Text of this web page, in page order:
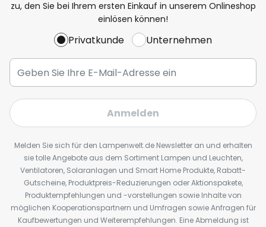
zu, den Sie bei Ihrem ersten Einkauf in unserem Onlineshop
einlösen können!
Privatkunde Unternehmen
Anmelden
Melden Sie sich für den Lampenwelt.de Newsletter an und erhalten
sie tolle Angebote aus dem Sortiment Lampen und Leuchten,
Ventilatoren, Solaranlagen und Smart Home Produkte, Rabatt-
Gutscheine, Produktpreis-Reduzierungen oder Aktionspakete,
Produktempfehlungen und -vorstellungen sowie Inhalte von
möglichen Kooperationspartnern und Umfragen sowie Anfragen für
Kaufbewertungen und Weiterempfehlungen. Eine Abmeldung ist